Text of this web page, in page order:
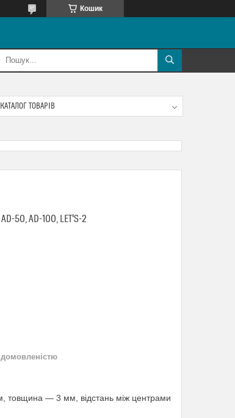
Кошик
КАТАЛОГ ТОВАРІВ
50, AD-100, LET'S-2
домовленістю
товщина — 3 мм, відстань між центрами